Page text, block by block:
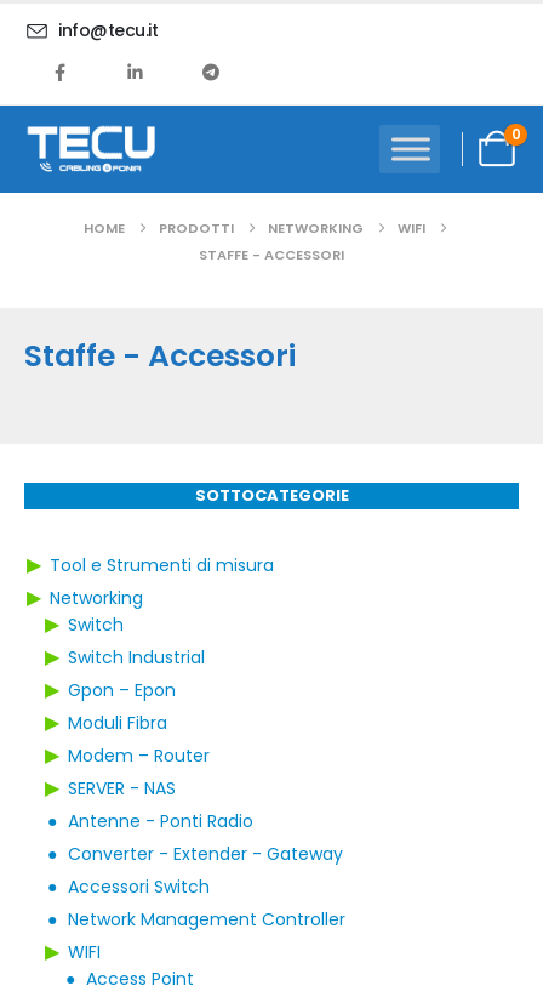
info@tecu.it
0
HOME PRODOTTI NETWORKING
WIFI
STAFFE - ACCESSORI
Staffe - Accessori
SOTTOCATEGORIE
▶ Tool e Strumenti di misura
▶ Networking
▶ Switch
▶ Switch Industrial
▶ Gpon – Epon
▶ Moduli Fibra
▶ Modem – Router
▶ SERVER - NAS
● Antenne - Ponti Radio
● Converter - Extender - Gateway
● Accessori Switch
● Network Management Controller
▶ WIFI
● Access Point